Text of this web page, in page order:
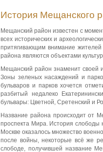
История Мещанского
Мещанский район известен с
всех исторических и
притягивающим внимание жителей
района являются объектами
Мещанский район знаменит своей
Зоны зеленых насаждений и
бульваров и парков хочется
разбитый недалеко
бульвары: Цветной, Сретенский и
Название района происходит от
проспекта Мира. История слободы
Москве оказалось множество
после войны, некоторые всё же
слободе, получившей название